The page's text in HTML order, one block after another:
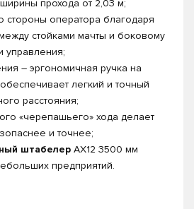
прохода от 2,03 м;
стороны оператора благодаря
стойками мачты и боковому
управления;
– эргономичная ручка на
легкий и точный
расстояния;
«черепашьего» хода делает
и точнее;
штабелер AX12 3500 мм
предприятий.